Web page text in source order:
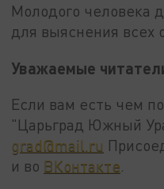
Молодого человека
для выяснения всех
Уважаемые
Если вам есть чем
"Царьград Южный
grad@mail.ru
и во ВКонтакте